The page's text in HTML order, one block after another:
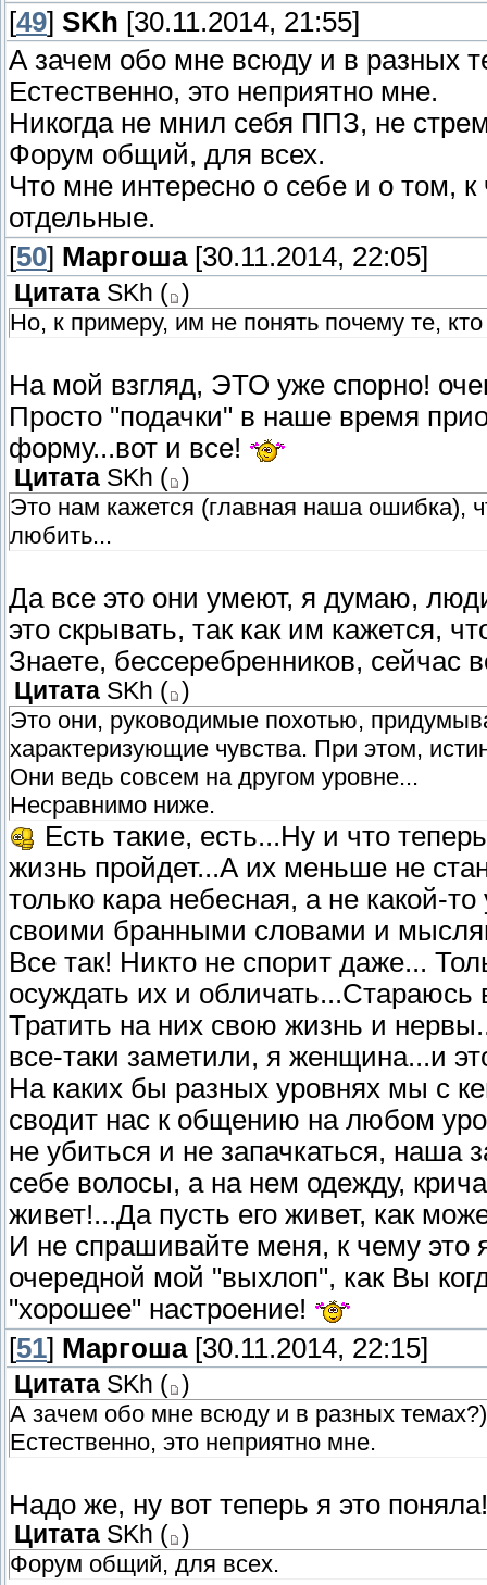
[49] SKh [30.11.2014, 21:55]
А зачем обо мне всюду и в разных
Естественно, это неприятно мне.
Никогда не мнил себя ППЗ, не
Форум общий, для всех.
Что мне интересно о себе и о том,
отдельные.
[50] Маргоша[30.11.2014, 22:05]
Цитата SKh ( )
Но, к примеру, им не понять почему те,
На мой взгляд, ЭТО уже спорно!
Просто "подачки" в наше время
форму...вот и все!
Цитата SKh ( )
Это нам кажется (главная наша ошибка),
любить...
Да все это они умеют, я думаю,
это скрывать, так как им кажется,
Знаете, бессеребренников,
Цитата SKh ( )
Это они, руководимые похотью,
характеризующие чувства. При этом,
Они ведь совсем на другом уровне...
Несравнимо ниже.
Есть такие, есть...Ну и что
жизнь пройдет...А их меньше не
только кара небесная, а не какой-
своими бранными словами и
Все так! Никто не спорит даже...
осуждать их и
Тратить на них свою жизнь и
все-таки заметили, я женщина...и
На каких бы разных уровнях мы с
сводит нас к общению на любом
не убиться и не запачкаться, наша
себе волосы, а на нем одежду,
живет!...Да пусть его живет, как
И не спрашивайте меня, к чему это
очередной мой "выхлоп", как Вы
"хорошее" настроение!
[51] Маргоша[30.11.2014, 22:15]
Цитата SKh ( )
А зачем обо мне всюду и в разных темах?)
Естественно, это неприятно мне.
Надо же, ну вот теперь я это
Цитата SKh ( )
Форум общий, для всех.